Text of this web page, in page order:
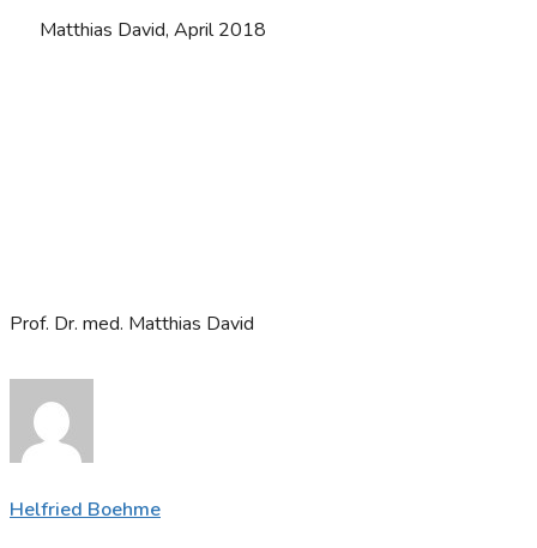
Matthias David, April 2018
Prof. Dr. med. Matthias David
Helfried Boehme